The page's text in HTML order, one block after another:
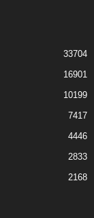
33704
16901
10199
7417
4446
2833
2168